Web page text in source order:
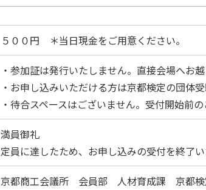
５００円 ＊当日現金をご用意ください。
・参加証は発行いたしません。直接会場へお越
・お申し込みいただける方は京都検定の団体
・待合スペースはございません。受付開始前
満員御礼
定員に達したため、お申し込みの受付を終了い
京都商工会議所 会員部 人材育成課 京都検